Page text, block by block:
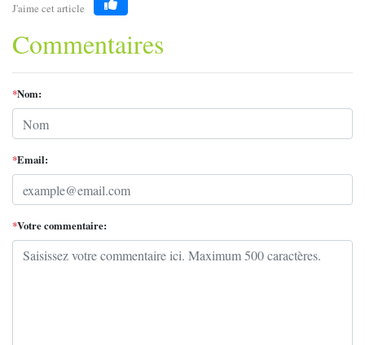
J'aime cet article
Like
Commentaires
*Nom:
*Email:
*Votre commentaire: